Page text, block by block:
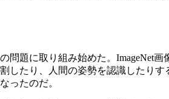
問題に取り組み始めた。ImageNet
したり、人間の姿勢を認識したり
ったのだ。